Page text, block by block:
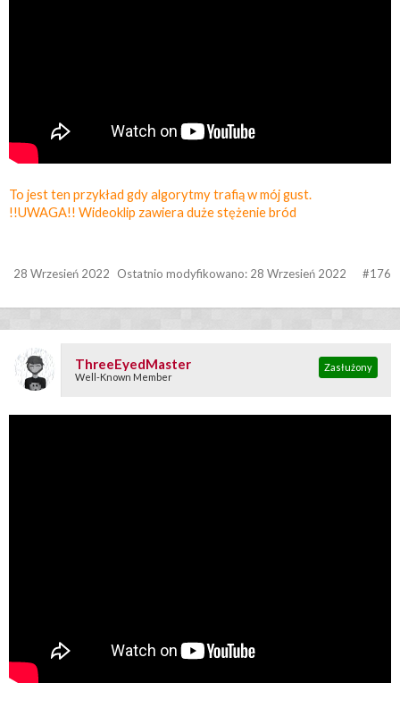
To jest ten przykład gdy algorytmy trafią w mój gust.
!!UWAGA!! Wideoklip zawiera duże stężenie bród
#176
28 Wrzesień 2022 Ostatnio modyfikowano: 28 Wrzesień 2022
ThreeEyedMaster
Well-Known Member
Zasłużony